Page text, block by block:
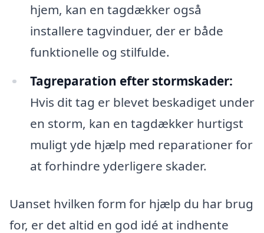
hjem, kan en tagdækker også
installere tagvinduer, der er både
funktionelle og stilfulde.
Tagreparation efter stormskader:
Hvis dit tag er blevet beskadiget under
en storm, kan en tagdækker hurtigst
muligt yde hjælp med reparationer for
at forhindre yderligere skader.
Uanset hvilken form for hjælp du har brug
for, er det altid en god idé at indhente